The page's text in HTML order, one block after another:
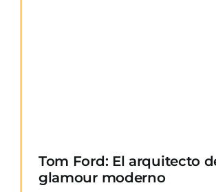
Tom Ford: El arquitecto
glamour moderno